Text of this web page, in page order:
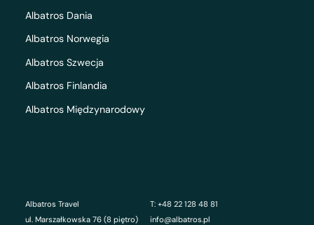
Albatros Travel
ul. Marszałkowska 76 (8 piętro)
T: +48 22 128 48 81
info@albatros.pl
Albatros Dania
Albatros Norwegia
Albatros Szwecja
Albatros Finlandia
Albatros Międzynarodowy